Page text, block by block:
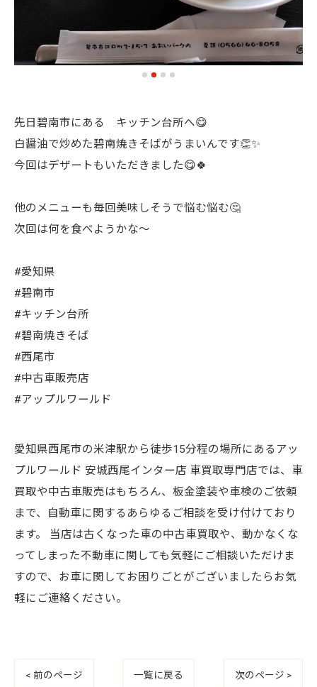
先日碧南市にある キッチン台所へ😋
白醤油で炒めた碧南焼きそばがうまいんです👏✨
今回はデザートもいただきました😋🍀
他のメニューも毎回美味しそうで悩む悩む🤔
次回は何を食べようかな〜
#愛知県
#碧南市
#キッチン台所
#碧南焼きそば
#西尾市
#中古車販売店
#アップルワールド
愛知県西尾市の米津駅から徒歩15分程の場所にあるアッ
プルワールド 安城西尾インター店 車買取専門店では、車
買取や中古車販売はもちろん、板金塗装や車検のご依頼
まで、自動車に関するあらゆるご相談を受け付けており
ます。 当店は古くなった車の中古車買取や、動かなくな
ってしまった不動車に関しても気軽にご相談いただけま
すので、お車に関してお困りごとがございましたらお気
軽にご連絡ください。
< 前のページ 一覧に戻る 次のページ >